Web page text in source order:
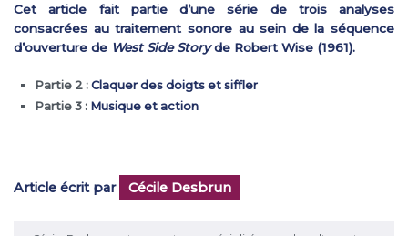
Cet article fait partie d’une série de trois analyses
consacrées au traitement sonore au sein de la séquence
d’ouverture de West Side Storyde Robert Wise (1961).
Partie 2 :Claquer des doigts et siffler
Partie 3 : Musique et action
Article écrit par Cécile Desbrun